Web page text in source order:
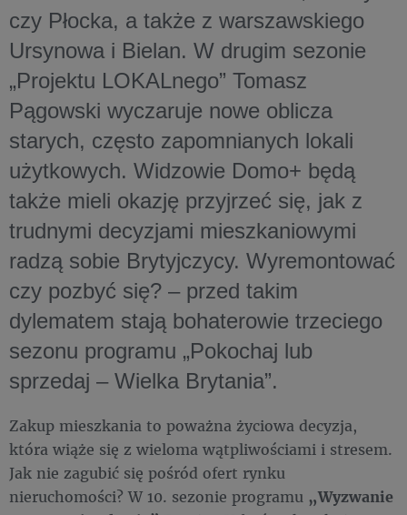
czy Płocka, a także z warszawskiego
Ursynowa i Bielan. W drugim sezonie
„Projektu LOKALnego” Tomasz
Pągowski wyczaruje nowe oblicza
starych, często zapomnianych lokali
użytkowych. Widzowie Domo+ będą
także mieli okazję przyjrzeć się, jak z
trudnymi decyzjami mieszkaniowymi
radzą sobie Brytyjczycy. Wyremontować
czy pozbyć się? – przed takim
dylematem stają bohaterowie trzeciego
sezonu programu „Pokochaj lub
sprzedaj – Wielka Brytania”.
Zakup mieszkania to poważna życiowa decyzja,
która wiąże się z wieloma wątpliwościami i stresem.
Jak nie zagubić się pośród ofert rynku
nieruchomości? W 10. sezonie programu „Wyzwanie